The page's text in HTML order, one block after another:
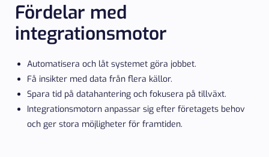
Fördelar med
integrationsmotor
Automatisera och låt systemet göra jobbet.
Få insikter med data från flera källor.
Spara tid på datahantering och fokusera på tillväxt.
Integrationsmotorn anpassar sig efter företagets behov
och ger stora möjligheter för framtiden.